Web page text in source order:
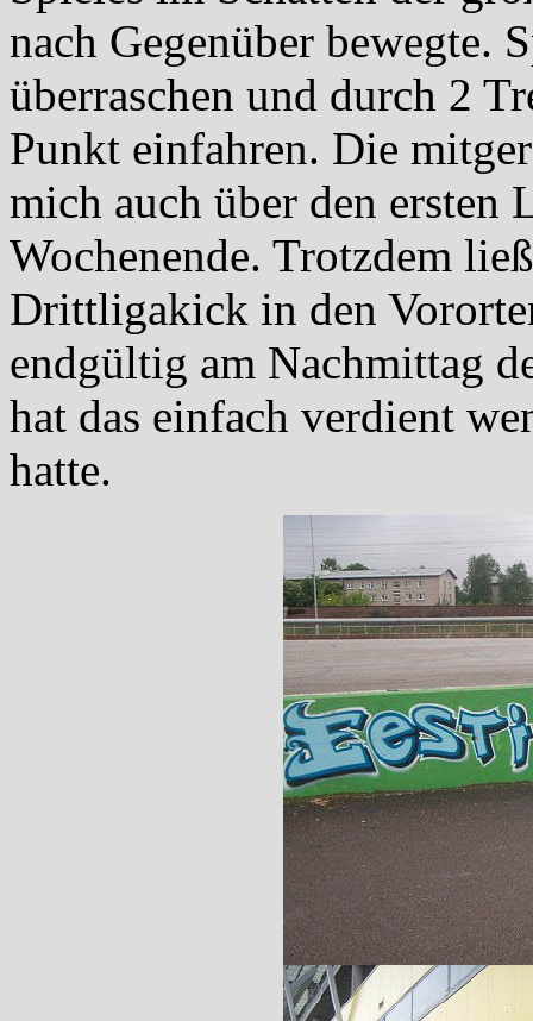
nach Gegenüber bewegte.
überraschen und durch 2
Punkt einfahren. Die
mich auch über den ersten
Wochenende. Trotzdem
Drittligakick in den
endgültig am Nachmittag
hat das einfach verdient
hatte.